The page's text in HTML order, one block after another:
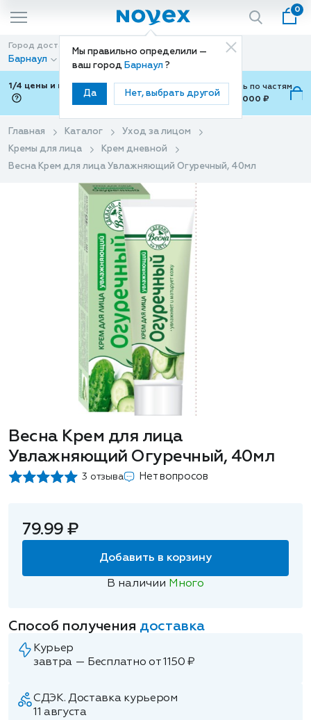
Мы правильно определили —
ваш город Барнаул ?
Да Нет, выбрать другой
0
Город доставки
Барнаул
Способ доставки
Доставка
1/4 цены и покупки ваши с Подели
Можно оплатить по частям
от 700 ₽ до 15,000 ₽
Главная Каталог
Уход за лицом
Кремы для лица
Крем дневной
Весна Крем для лица Увлажняющий Огуречный, 40мл
Весна Крем для лица
Увлажняющий Огуречный, 40мл
3 отзыва Нет вопросов
79.99 ₽
Добавить в корзину
В наличии Много
Способ получения доставка
Курьер
завтра — Бесплатно от 1150 ₽
СДЭК. Доставка курьером
11 августа